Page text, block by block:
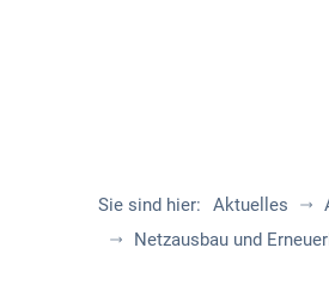
Sie sind hier: Aktuelles
Netzausbau und